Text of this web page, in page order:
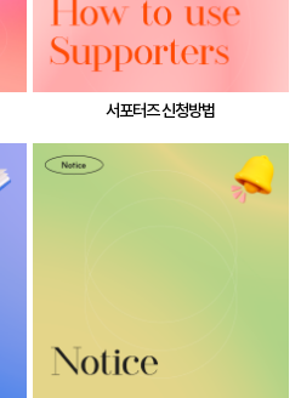
서포터즈 신청방법